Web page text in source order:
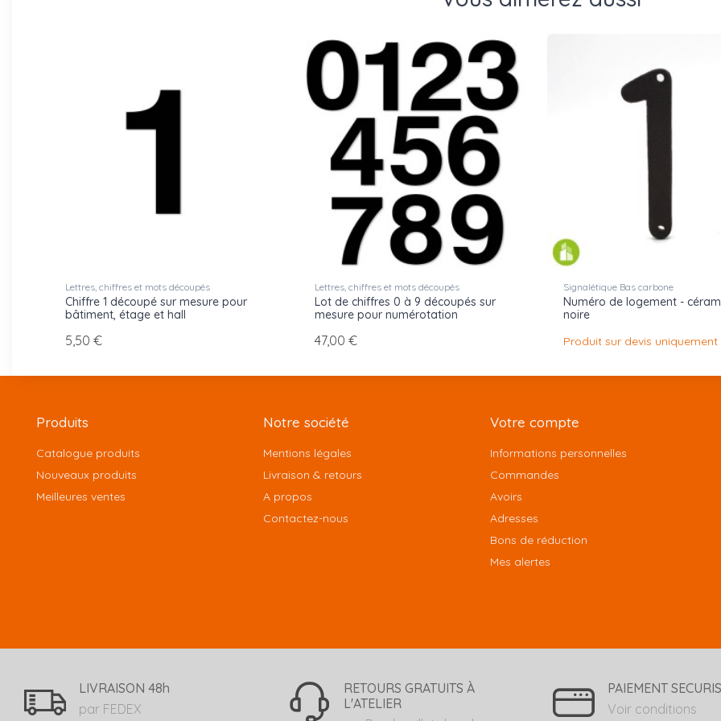
Lettres, chiffres et mots découpés
Chiffre 1 découpé sur mesure pour
bâtiment, étage et hall
5,50 €
Lettres, chiffres et mots découpés
Lot de chiffres 0 à 9 découpés sur
mesure pour numérotation
47,00 €
Signalétique Bas carbone
Numéro de logement -
noire
Produit sur devis uniquement
Produits
Catalogue produits
Nouveaux produits
Meilleures ventes
Notre société
Mentions légales
Livraison & retours
A propos
Contactez-nous
Votre compte
Informations personnelles
Commandes
Avoirs
Adresses
Bons de réduction
Mes alertes
LIVRAISON 48h
par FEDEX
RETOURS GRATUITS À
L'ATELIER
PAIEMENT
Voir conditions